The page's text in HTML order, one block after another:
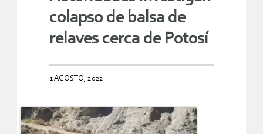
colapso de balsa de
relaves cerca de Potosí
1 AGOSTO, 2022